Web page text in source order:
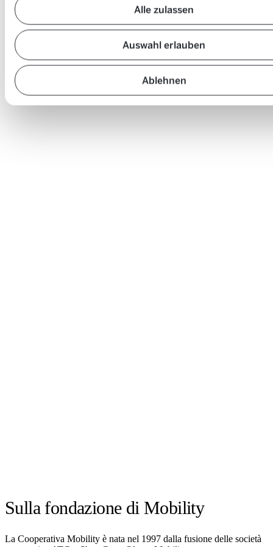
Alle zulassen
Auswahl erlauben
Ablehnen
Sulla fondazione di Mobility
La Cooperativa Mobility è nata nel 1997 dalla fusione delle società